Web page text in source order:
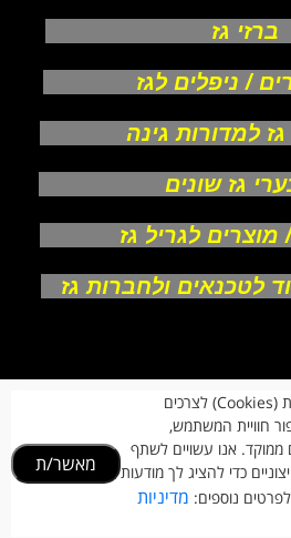
גז
ניפלים לגז
למדורות גינה
גז שונים
לגריל גז
לטכנאים ולחברות גז
צור קשר
תקנון חנות
מעקב הזמנות
וביטולים
הרשמת לקוחות
הצהרת נגישות
האתר עושה שימוש בקובצי עוגיות (Cookies) לצרכים
חוויית המשתמש,
ממוקד. אנו עשויים לשתף
כדי להציג לך מודעות
נוספים: מדיניות
מאשר/ת